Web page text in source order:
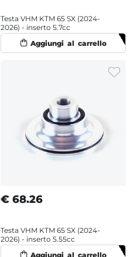
Testa VHM KTM 65 SX (2024-
2026) - inserto 5.7cc
€ 68.26
Testa VHM KTM 65 SX (2024-
2026) - inserto 5.55cc